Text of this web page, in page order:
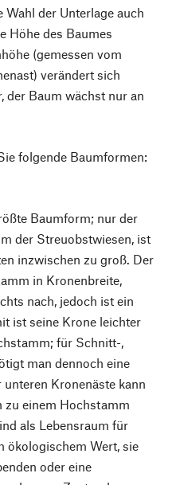
der Unterlage auch
Höhe des Baumes
(gemessen vom
verändert sich
der Baum wächst nur an
folgende Baumformen:
Baumform; nur der
der Streuobstwiesen, ist
inzwischen zu groß. Der
in Kronen­breite,
nach, jedoch ist ein
ist seine ­Krone leichter
für Schnitt-,
man dennoch eine
Kronenäste kann
zu einem Hochstamm
als Lebensraum für
ökologischem Wert, sie
oder eine